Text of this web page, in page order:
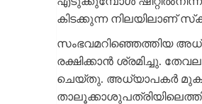
കിടക്കുന്ന നിലയിലാണ്
സംഭവമറിഞ്ഞെത്തിയ
രക്ഷിക്കാന്‍ ശ്രമിച്ചു.
ചെയ്തു. അധ്യാപകര്‍